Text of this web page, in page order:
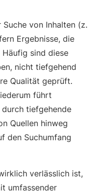
von Inhalten (z.
Ergebnisse, die
sind diese
nicht tiefgehend
Qualität geprüft.
führt
tiefgehende
Quellen hinweg
den Suchumfang
verlässlich ist,
umfassender